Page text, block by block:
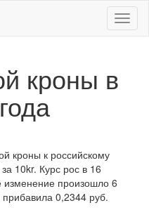
Меню
кроны в
кроны к российскому
10kr. Курс рос в 16
изменение произошло 6
0,2344 руб.